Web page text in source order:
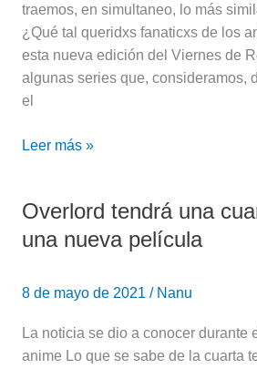
traemos, en simultaneo, lo más
¿Qué tal queridxs fanaticxs de los
esta nueva edición del Viernes de
algunas series que, consideramos,
el
Leer más »
Overlord tendrá una
una nueva película
8 de mayo de 2021 / Nanu
La noticia se dio a conocer durante
anime Lo que se sabe de la cuarta
Overlord
temporada